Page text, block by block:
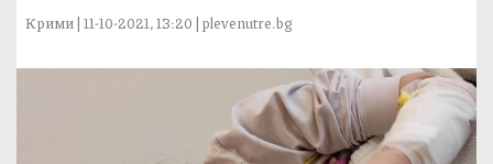
Крими | 11-10-2021, 13:20 | plevenutre.bg